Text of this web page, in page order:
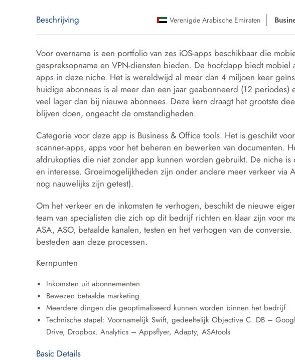
Beschrijving Verenigde Arabische Emiraten
Voor overname is een portfolio van zes iOS-apps beschikbaar die
gespreksopname en VPN-diensten bieden. De hoofdapp biedt mobiel
apps in deze niche. Het is wereldwijd al meer dan 4 miljoen keer
huidige abonnees is al meer dan een jaar geabonneerd (12 periodes)
veel lager dan bij nieuwe abonnees. Deze kern draagt het grootste
blijven doen, ongeacht de omstandigheden.
Categorie voor deze app is Business & Office tools. Het is geschikt
scanner-apps, apps voor het beheren en bewerken van documenten.
afdrukopties die niet zonder app kunnen worden gebruikt. De niche is
en interesse. Groeimogelijkheden zijn onder andere meer verkeer via
nog nauwelijks zijn getest).
Om het verkeer en de inkomsten te verhogen, beschikt de nieuwe
team van specialisten die zich op dit bedrijf richten en klaar zijn voor
ASA, ASO, betaalde kanalen, testen en het verhogen van de
besteden aan deze processen.
Kernpunten
Inkomsten uit abonnementen
Bewezen betaalde marketing
Meerdere dingen die geoptimaliseerd kunnen worden binnen het bedrijf
Technische stapel: Voornamelijk Swift, gedeeltelijk Objective C. DB –
Drive, Dropbox. Analytics – Appsflyer, Adapty, ASAtools
Basic Details